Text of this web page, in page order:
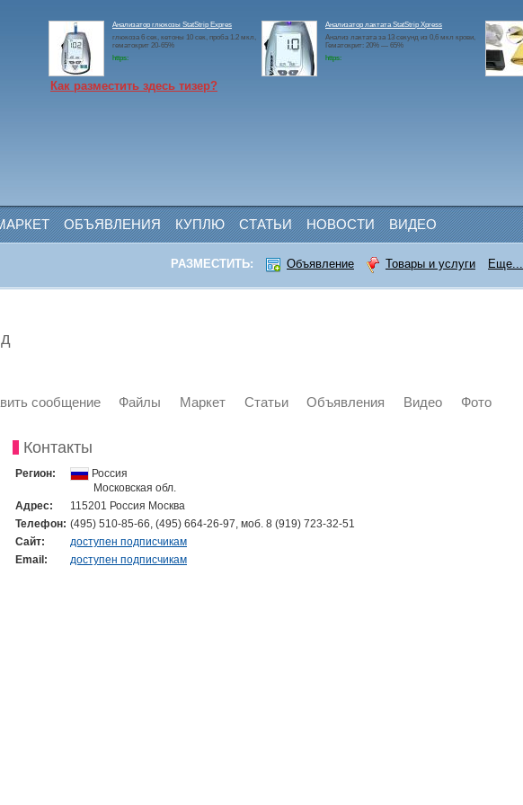
Анализатор глюкозы StatStrip Expres
глюкоза 6 сек, кетоны 10 сек, проба 1.2 мкл,
гематокрит 20-65%
https:
Анализатор лактата StatStrip Xpress
Анализ лактата за 13 секунд из 0,6 мкл крови,
Гематокрит: 20% — 65%
https:
Как разместить здесь тизер?
ОБЪЯВЛЕНИЯ КУПЛЮ СТАТЬИ НОВОСТИ ВИДЕО
РАЗМЕСТИТЬ: Объявление Товары и услуги Еще...
сообщение Файлы Маркет Статьи Объявления Видео Фото
Контакты
Регион:
Россия
Московская обл.
Адрес:
115201 Россия Москва
Телефон: (495) 510-85-66, (495) 664-26-97, моб. 8 (919) 723-32-51
Cайт:
доступен подписчикам
Email:
доступен подписчикам